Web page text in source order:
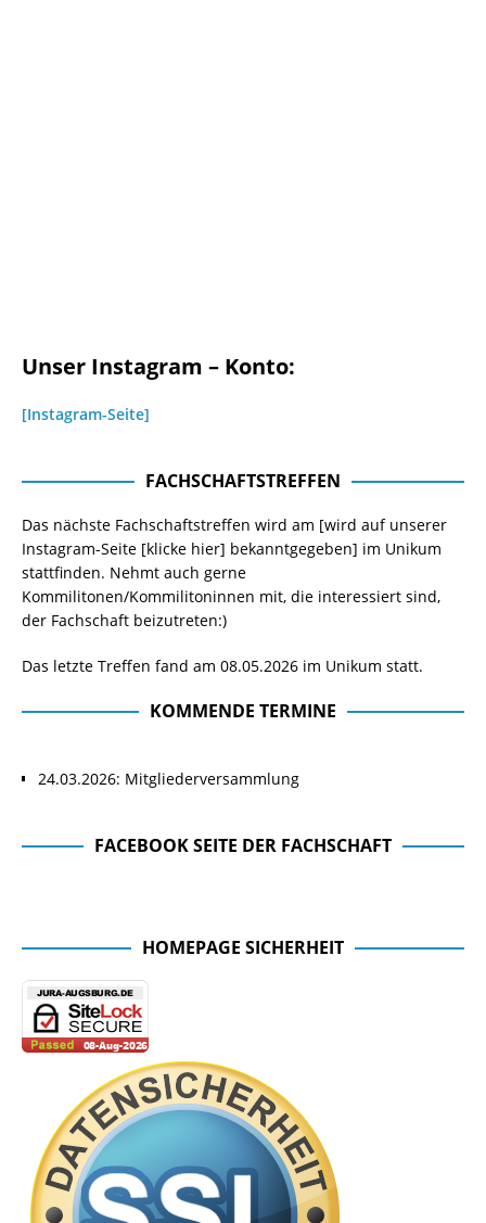
Unser Instagram – Konto:
[Instagram-Seite]
FACHSCHAFTSTREFFEN
Das nächste Fachschaftstreffen wird am [wird auf unserer
Instagram-Seite [klicke hier] bekanntgegeben] im Unikum
stattfinden. Nehmt auch gerne
Kommilitonen/Kommilitoninnen mit, die interessiert sind,
der Fachschaft beizutreten:)
Das letzte Treffen fand am 08.05.2026 im Unikum statt.
KOMMENDE TERMINE
24.03.2026: Mitgliederversammlung
FACEBOOK SEITE DER FACHSCHAFT
HOMEPAGE SICHERHEIT